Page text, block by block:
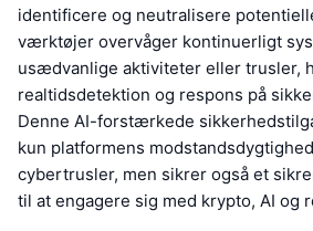
identificere og neutralisere
værktøjer overvåger kontinuerligt
usædvanlige aktiviteter eller trusler,
realtidsdetektion og respons på
Denne AI-forstærkede
kun platformens
cybertrusler, men sikrer også et
til at engagere sig med krypto, AI og